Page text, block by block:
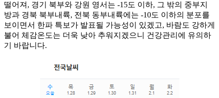
떨어져, 경기 북부와 강원 영서는 -15도 이하, 그 밖의 중부지
방과 경북 북부내륙, 전북 동부내륙에는 -10도 이하의 분포를
보이면서 한파 특보가 발표될 가능성이 있겠고, 바람도 강하게
불어 체감온도는 더욱 낮아 추워지겠으니 건강관리에 유의하
기 바랍니다.